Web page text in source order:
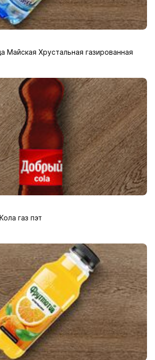
Майская Хрустальная газированная
газ пэт